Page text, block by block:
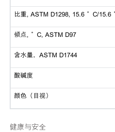
比重, ASTM D1298, 15.6 °C/15.6
倾点, °C, ASTM D97
含水量，ASTM D1744
酸碱度
颜色（目视）
健康与安全